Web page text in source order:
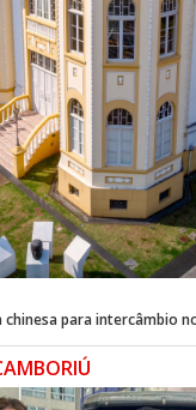
para intercâmbio